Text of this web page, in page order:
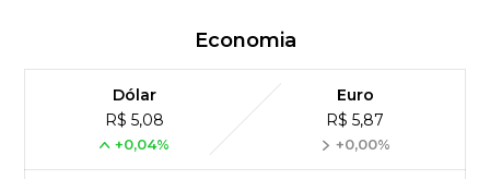
Economia
Dólar
R$ 5,08
+0,04%
Euro
R$ 5,87
+0,00%